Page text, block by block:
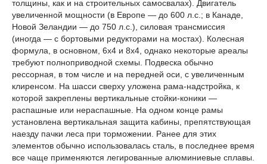
толщины, как и на строительных самосвалах). Двигатель
увеличенной мощности (в Европе — до 600 л.с.; в Канаде,
Новой Зеландии — до 750 л.с.), силовая трансмиссия
(иногда — с бортовыми редукторами на мостах). Колесная
формула, в основном, 6х4 и 8х4, однако некоторые ареалы
требуют полноприводной схемы. Подвеска обычно
рессорная, в том числе и на передней оси, с увеличенным
клиренсом. На шасси сверху уложена рама-надстройка, к
которой закреплены вертикальные стойки-коники —
распашные или нераспашные. На одном конце рамы
установлена вертикальная защита кабины, препятствующая
наезду пачки леса при торможении. Ранее для этих
элементов обычно использовалась сталь, в последнее время
все чаще применяются легированные алюминиевые сплавы.